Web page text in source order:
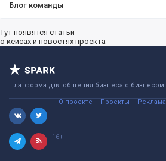
Блог команды
Тут появятся статьи
о кейсах и новостях проекта
Платформа для общения бизнеса с бизнесом
О проекте Проекты Реклама
16+